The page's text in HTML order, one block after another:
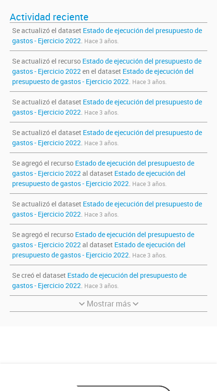
Actividad reciente
Se actualizó el dataset Estado de ejecución del presupuesto de
gastos - Ejercicio 2022. Hace 3 años.
Se actualizó el recurso Estado de ejecución del presupuesto de
gastos - Ejercicio 2022en el dataset Estado de ejecución del
presupuesto de gastos - Ejercicio 2022. Hace 3 años.
Se actualizó el dataset Estado de ejecución del presupuesto de
gastos - Ejercicio 2022. Hace 3 años.
Se actualizó el dataset Estado de ejecución del presupuesto de
gastos - Ejercicio 2022. Hace 3 años.
Se agregó el recurso Estado de ejecución del presupuesto de
gastos - Ejercicio 2022al dataset Estado de ejecución del
presupuesto de gastos - Ejercicio 2022. Hace 3 años.
Se actualizó el dataset Estado de ejecución del presupuesto de
gastos - Ejercicio 2022. Hace 3 años.
Se agregó el recurso Estado de ejecución del presupuesto de
gastos - Ejercicio 2022al dataset Estado de ejecución del
presupuesto de gastos - Ejercicio 2022. Hace 3 años.
Se creó el dataset Estado de ejecución del presupuesto de
gastos - Ejercicio 2022. Hace 3 años.
Mostrar más